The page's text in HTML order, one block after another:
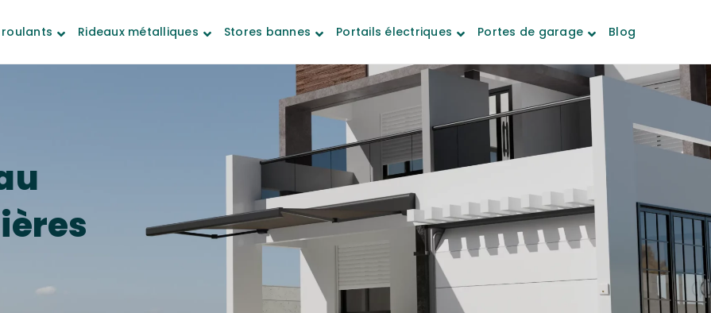
Rideaux métalliques Stores bannes Portails électriques Portes de garage Blog